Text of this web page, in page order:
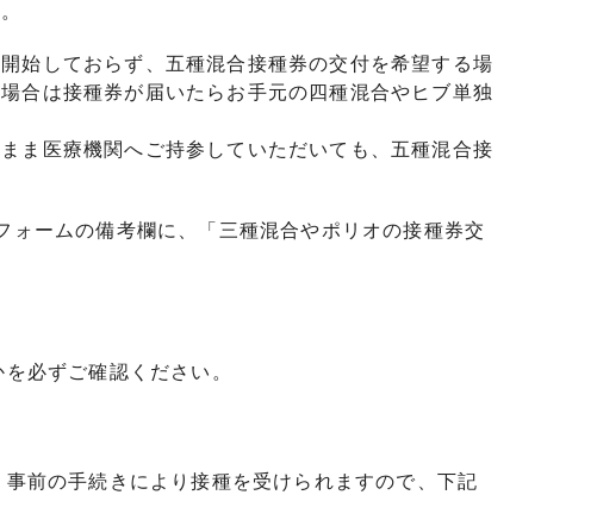
始しておらず、五種混合接種券の交付を希望する場
合は接種券が届いたらお手元の四種混合やヒブ単独
ま医療機関へご持参していただいても、五種混合接
ォームの備考欄に、「三種混合やポリオの接種券交
必ずご確認ください。
前の手続きにより接種を受けられますので、下記